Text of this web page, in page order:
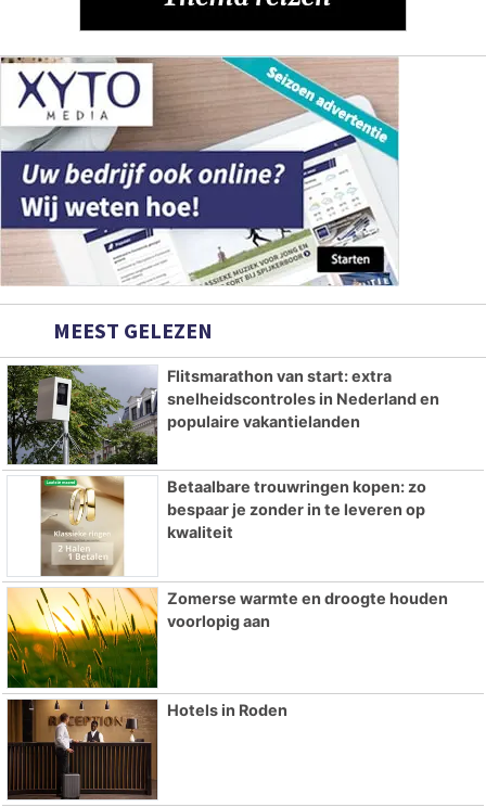
MEEST GELEZEN
Flitsmarathon van start: extra
snelheidscontroles in Nederland en
populaire vakantielanden
Betaalbare trouwringen kopen: zo
bespaar je zonder in te leveren op
kwaliteit
Zomerse warmte en droogte houden
voorlopig aan
Hotels in Roden